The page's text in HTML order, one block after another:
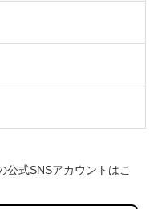
公式SNSアカウントはこ